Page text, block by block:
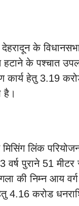
के
हटाने के पश्चात
हेतु 3.19
है।
लिंक
वर्ष पुराने 51
की निम्न आय वर्ग
4.16 करोड